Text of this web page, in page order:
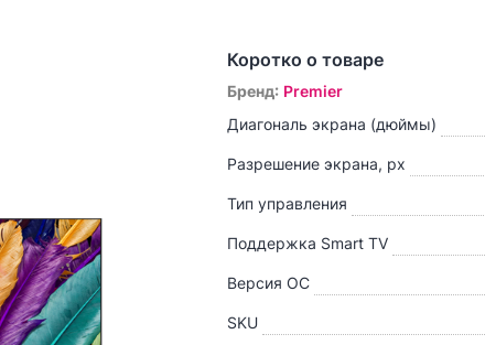
Коротко о товаре
Бренд: Premier
Диагональ экрана (дюймы)
Разрешение экрана, px
Тип управления
Поддержка Smart TV
Версия ОС
SKU